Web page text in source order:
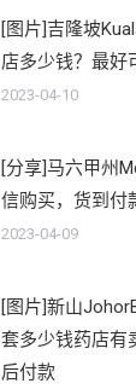
[图片]吉隆坡
店多少钱？最好
2023-04-10
[分享]马六甲州
信购买，货到付
2023-04-09
[图片]新山
套多少钱药店有
后付款